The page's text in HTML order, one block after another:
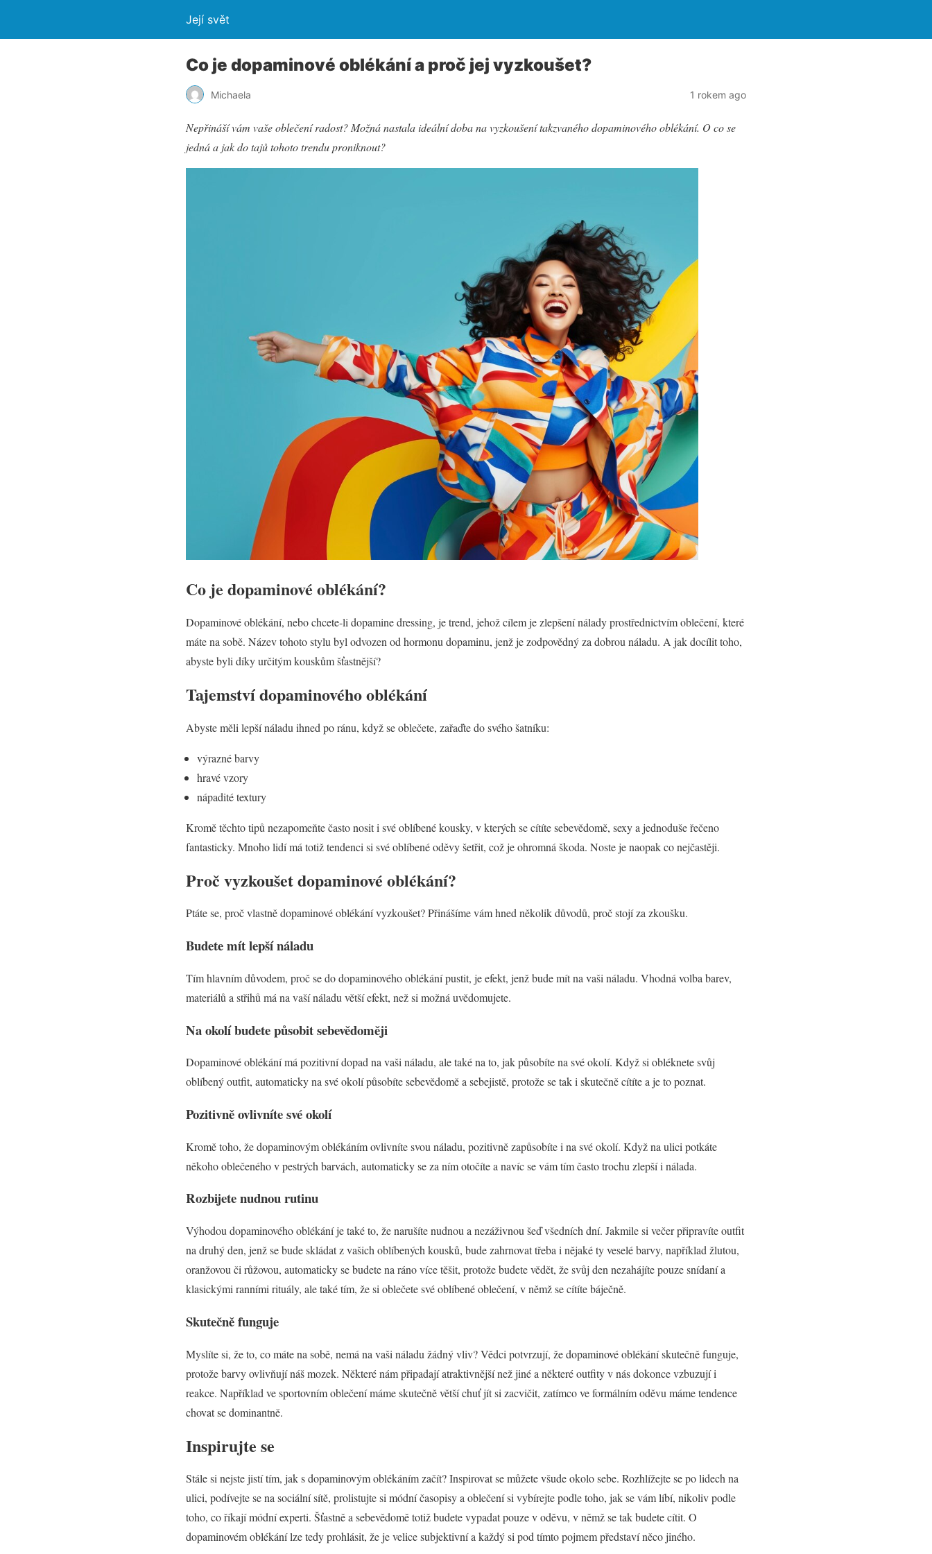
Její svět
Co je dopaminové oblékání a proč jej vyzkoušet?
Michaela 1 rokem ago
Nepřináší vám vaše oblečení radost? Možná nastala ideální doba na vyzkoušení takzvaného dopaminového oblékání. O co se
jedná a jak do tajů tohoto trendu proniknout?
Co je dopaminové oblékání?
Dopaminové oblékání, nebo chcete-li dopamine dressing, je trend, jehož cílem je zlepšení nálady prostřednictvím oblečení, které
máte na sobě. Název tohoto stylu byl odvozen od hormonu dopaminu, jenž je zodpovědný za dobrou náladu. A jak docílit toho,
abyste byli díky určitým kouskům šťastnější?
Tajemství dopaminového oblékání
Abyste měli lepší náladu ihned po ránu, když se oblečete, zařaďte do svého šatníku:
výrazné barvy
hravé vzory
nápadité textury
Kromě těchto tipů nezapomeňte často nosit i své oblíbené kousky, v kterých se cítíte sebevědomě, sexy a jednoduše řečeno
fantasticky. Mnoho lidí má totiž tendenci si své oblíbené oděvy šetřit, což je ohromná škoda. Noste je naopak co nejčastěji.
Proč vyzkoušet dopaminové oblékání?
Ptáte se, proč vlastně dopaminové oblékání vyzkoušet? Přinášíme vám hned několik důvodů, proč stojí za zkoušku.
Budete mít lepší náladu
Tím hlavním důvodem, proč se do dopaminového oblékání pustit, je efekt, jenž bude mít na vaši náladu. Vhodná volba barev,
materiálů a střihů má na vaší náladu větší efekt, než si možná uvědomujete.
Na okolí budete působit sebevědoměji
Dopaminové oblékání má pozitivní dopad na vaši náladu, ale také na to, jak působíte na své okolí. Když si obléknete svůj
oblíbený outfit, automaticky na své okolí působíte sebevědomě a sebejistě, protože se tak i skutečně cítíte a je to poznat.
Pozitivně ovlivníte své okolí
Kromě toho, že dopaminovým oblékáním ovlivníte svou náladu, pozitivně zapůsobíte i na své okolí. Když na ulici potkáte
někoho oblečeného v pestrých barvách, automaticky se za ním otočíte a navíc se vám tím často trochu zlepší i nálada.
Rozbijete nudnou rutinu
Výhodou dopaminového oblékání je také to, že narušíte nudnou a nezáživnou šeď všedních dní. Jakmile si večer připravíte outfit
na druhý den, jenž se bude skládat z vašich oblíbených kousků, bude zahrnovat třeba i nějaké ty veselé barvy, například žlutou,
oranžovou či růžovou, automaticky se budete na ráno více těšit, protože budete vědět, že svůj den nezahájíte pouze snídaní a
klasickými ranními rituály, ale také tím, že si oblečete své oblíbené oblečení, v němž se cítíte báječně.
Skutečně funguje
Myslíte si, že to, co máte na sobě, nemá na vaši náladu žádný vliv? Vědci potvrzují, že dopaminové oblékání skutečně funguje,
protože barvy ovlivňují náš mozek. Některé nám připadají atraktivnější než jiné a některé outfity v nás dokonce vzbuzují i
reakce. Například ve sportovním oblečení máme skutečně větší chuť jít si zacvičit, zatímco ve formálním oděvu máme tendence
chovat se dominantně.
Inspirujte se
Stále si nejste jistí tím, jak s dopaminovým oblékáním začít? Inspirovat se můžete všude okolo sebe. Rozhlížejte se po lidech na
ulici, podívejte se na sociální sítě, prolistujte si módní časopisy a oblečení si vybírejte podle toho, jak se vám líbí, nikoliv podle
toho, co říkají módní experti. Šťastně a sebevědomě totiž budete vypadat pouze v oděvu, v němž se tak budete cítit. O
dopaminovém oblékání lze tedy prohlásit, že je velice subjektivní a každý si pod tímto pojmem představí něco jiného.